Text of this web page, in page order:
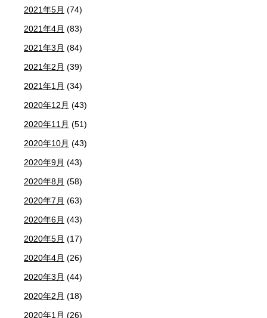
2021年5月 (74)
2021年4月 (83)
2021年3月 (84)
2021年2月 (39)
2021年1月 (34)
2020年12月 (43)
2020年11月 (51)
2020年10月 (43)
2020年9月 (43)
2020年8月 (58)
2020年7月 (63)
2020年6月 (43)
2020年5月 (17)
2020年4月 (26)
2020年3月 (44)
2020年2月 (18)
2020年1月 (26)